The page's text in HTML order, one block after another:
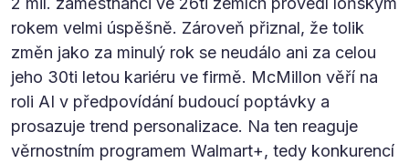
rokem velmi úspěšně. Zároveň přiznal, že tolik
změn jako za minulý rok se neudálo ani za celou
jeho 30ti letou kariéru ve firmě. McMillon věří na
roli AI v předpovídání budoucí poptávky a
prosazuje trend personalizace. Na ten reaguje
věrnostním programem Walmart+, tedy konkurencí